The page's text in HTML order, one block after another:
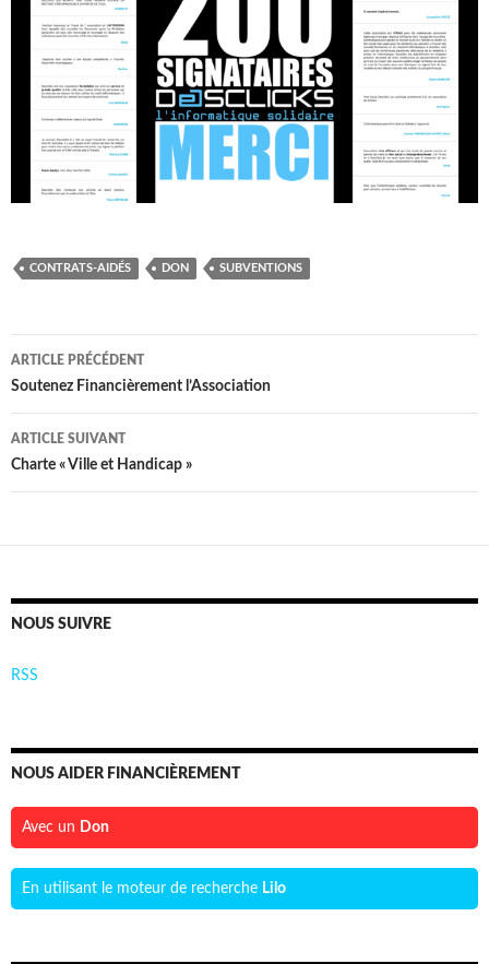
CONTRATS-AIDÉS DON SUBVENTIONS
Navigation
des
articles
ARTICLE PRÉCÉDENT
Soutenez Financièrement l’Association
ARTICLE SUIVANT
Charte « Ville et Handicap »
NOUS SUIVRE
RSS
NOUS AIDER FINANCIÈREMENT
Avec un Don
En utilisant le moteur de recherche Lilo